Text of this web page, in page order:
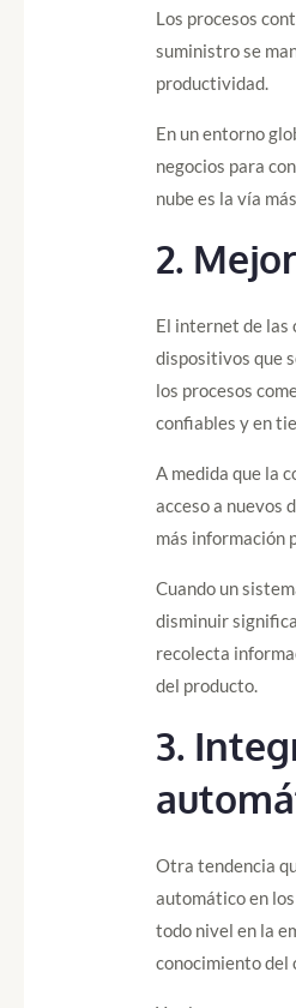
Los procesos
suministro se
productividad.
En un entorno
negocios para
nube es la vía
2.
El internet de las
dispositivos que
los procesos
confiables y en
A medida que la
acceso a nuevos
más información
Cuando un
disminuir
recolecta
del producto.
3.
Otra tendencia
automático en
todo nivel en la
conocimiento del